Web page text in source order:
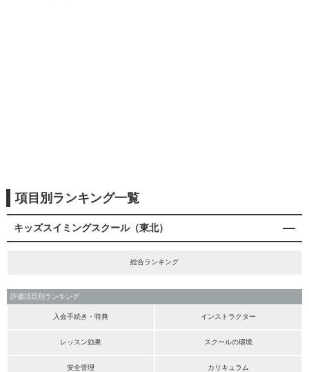
項目別ランキング一覧
キッズスイミングスクール（東北）
総合ランキング
評価項目別ランキング
入会手続き・特典 インストラクター
レッスン効果 スクールの環境
安全管理 カリキュラム